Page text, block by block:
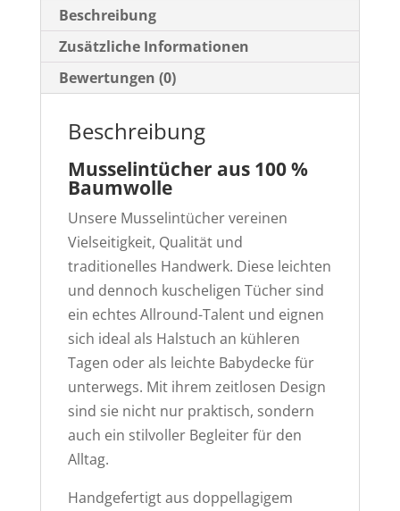
Beschreibung
Zusätzliche Informationen
Bewertungen (0)
Beschreibung
Musselintücher aus 100 %
Baumwolle
Unsere Musselintücher vereinen
Vielseitigkeit, Qualität und
traditionelles Handwerk. Diese leichten
und dennoch kuscheligen Tücher sind
ein echtes Allround-Talent und eignen
sich ideal als Halstuch an kühleren
Tagen oder als leichte Babydecke für
unterwegs. Mit ihrem zeitlosen Design
sind sie nicht nur praktisch, sondern
auch ein stilvoller Begleiter für den
Alltag.
Handgefertigt aus doppellagigem